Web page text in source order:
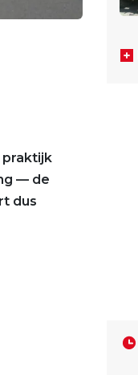
praktijk
— de
dus